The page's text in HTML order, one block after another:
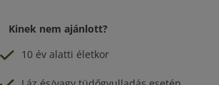
Kinek nem ajánlott?
10 év alatti életkor